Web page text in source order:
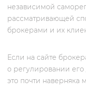
независимой
рассматривающей
брокерами и их
Если на сайте
о регулировании
это почти наверняка